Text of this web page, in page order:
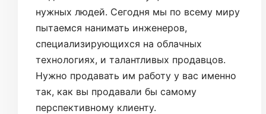
нужных людей. Сегодня мы по всему миру
пытаемся нанимать инженеров,
специализирующихся на облачных
технологиях, и талантливых продавцов.
Нужно продавать им работу у вас именно
так, как вы продавали бы самому
перспективному клиенту.